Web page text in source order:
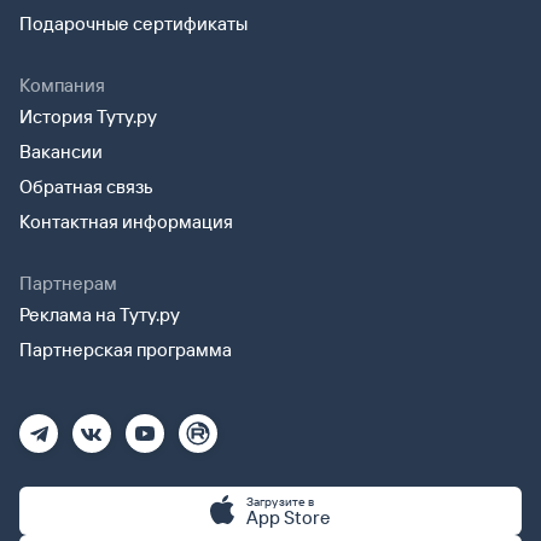
Подарочные сертификаты
Компания
История Туту.ру
Вакансии
Обратная связь
Контактная информация
Партнерам
Реклама на Туту.ру
Партнерская программа
Загрузите в
App Store